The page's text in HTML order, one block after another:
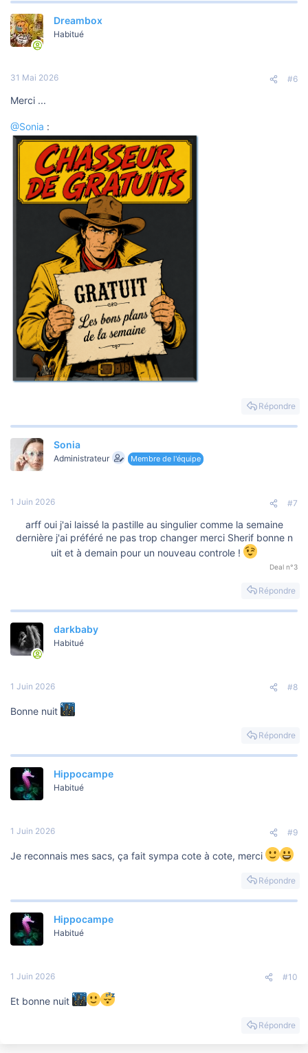
Dreambox
Habitué
31 Mai 2026 #6
Merci ...
@Sonia :
Répondre
Sonia
Administrateur Membre de l'équipe
1 Juin 2026 #7
arff oui j'ai laissé la pastille au singulier comme la semaine
dernière j'ai préféré ne pas trop changer merci Sherif bonne n
uit et à demain pour un nouveau controle !
Deal n°3
Répondre
darkbaby
Habitué
1 Juin 2026 #8
Bonne nuit
Répondre
Hippocampe
Habitué
1 Juin 2026 #9
Je reconnais mes sacs, ça fait sympa cote à cote, merci
Répondre
Hippocampe
Habitué
1 Juin 2026 #10
Et bonne nuit
Répondre